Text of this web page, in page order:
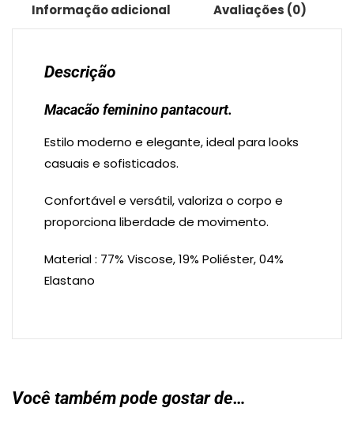
Informação adicional Avaliações (0)
Descrição
Macacão feminino pantacourt.
Estilo moderno e elegante, ideal para looks
casuais e sofisticados.
Confortável e versátil, valoriza o corpo e
proporciona liberdade de movimento.
Material : 77% Viscose, 19% Poliéster, 04%
Elastano
Você também pode gostar de…